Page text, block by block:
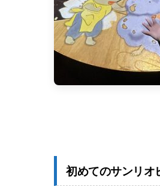
初めてのサンリオ